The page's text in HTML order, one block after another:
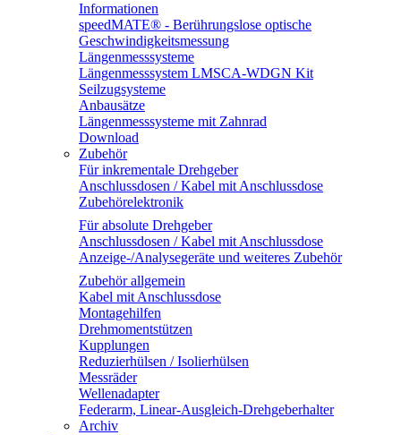
Informationen
speedMATE® - Berührungslose optische
Geschwindigkeitsmessung
Längenmesssysteme
Längenmesssystem LMSCA-WDGN Kit
Seilzugsysteme
Anbausätze
Längenmesssysteme mit Zahnrad
Download
Zubehör
Für inkrementale Drehgeber
Anschlussdosen / Kabel mit Anschlussdose
Zubehörelektronik
Für absolute Drehgeber
Anschlussdosen / Kabel mit Anschlussdose
Anzeige-/Analysegeräte und weiteres Zubehör
Zubehör allgemein
Kabel mit Anschlussdose
Montagehilfen
Drehmomentstützen
Kupplungen
Reduzierhülsen / Isolierhülsen
Messräder
Wellenadapter
Federarm, Linear-Ausgleich-Drehgeberhalter
Archiv